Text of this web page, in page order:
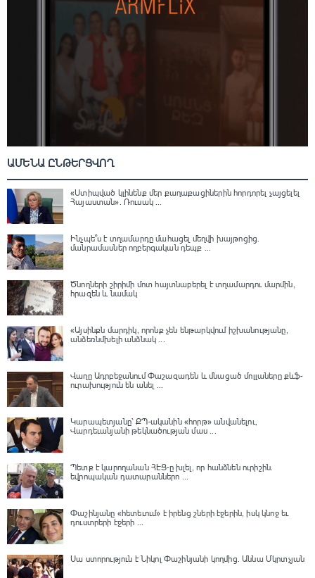
ԱՄԵՆԱ ԸՆԹԵՐՑՎՈՂ
«Ստիպված կլինենք մեր քաղաքացիներին հորդորել չայցելել
Հայաստան»․ Ռուսակ ...
Ինչպե՞ս է տղամարդը մահացել մեղվի խայթոցից.
մանրամասներ ողբերգական դեպք ...
Ծնողների շիրիմի մոտ հայտնաբերել է տղամարդու մարմին,
հրազեն և նամակ
«Այսինքն մարդիկ, որոնք չեն ենթարկվում իշխանությանը,
անձեռնմխելի անձնակ ...
Վաղը Ադրբեջանում Փաշազադեն և մնացած մոլլաները քևֆ-
ուրախություն են անել ...
Կարապետյանը՝ ՔՊ-ականին «հորթ» անվանելու,
Վարդեւանյանի թեկնածության մաս ...
Պետք է կարողանան ՀԷՑ-ը խլել, որ հանձնեն ուրիշին.
եվրոպական դատարաններո ...
Փաշինյանը «հետեւում» է իրենց շների էջերին, իսկ կնոջ եւ
դուստրերի էջերի ...
Սա ստորություն է Նիկոլ Փաշինյանի կողմից․ Աննա Մկրտչյան